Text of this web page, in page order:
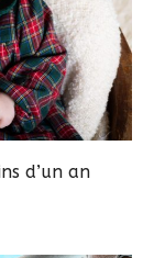
d’un an